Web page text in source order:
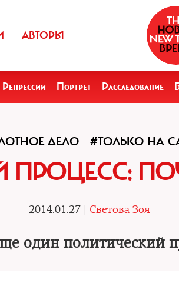
АВТОРЫ
Репрессии Портрет Расследование
ДЕЛО #ТОЛЬКО НА
ПРОЦЕСС:
2014.01.27 | Светова Зоя
один политический